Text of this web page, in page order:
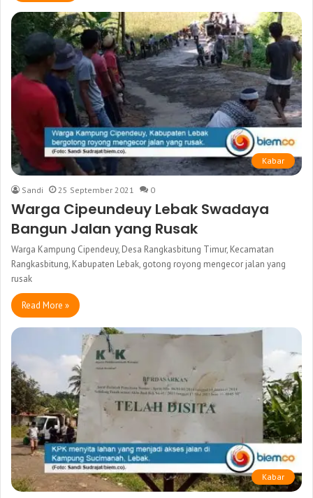
Kabar
Sandi 25 September 2021 0
Warga Cipeundeuy Lebak Swadaya
Bangun Jalan yang Rusak
Warga Kampung Cipendeuy, Desa Rangkasbitung Timur, Kecamatan
Rangkasbitung, Kabupaten Lebak, gotong royong mengecor jalan yang
rusak
Read More »
Kabar